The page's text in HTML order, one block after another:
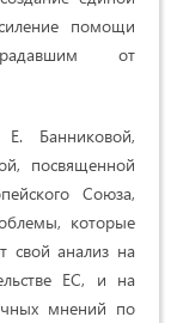
помощи
от
Банниковой,
посвященной
Союза,
которые
свой анализ на
ЕС, и на
мнений по